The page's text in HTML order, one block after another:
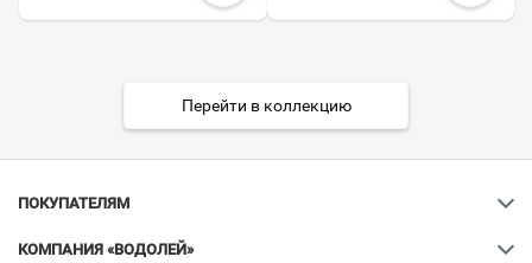
Перейти в коллекцию
ПОКУПАТЕЛЯМ
КОМПАНИЯ «ВОДОЛЕЙ»